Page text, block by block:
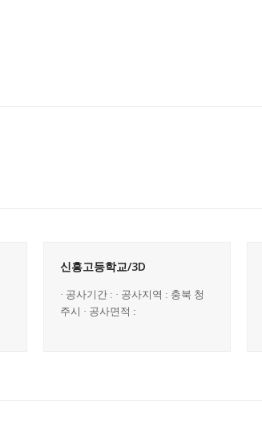
신흥고등학교/3D
· 공사기간 : · 공사지역 : 충북 청
주시 · 공사면적 :